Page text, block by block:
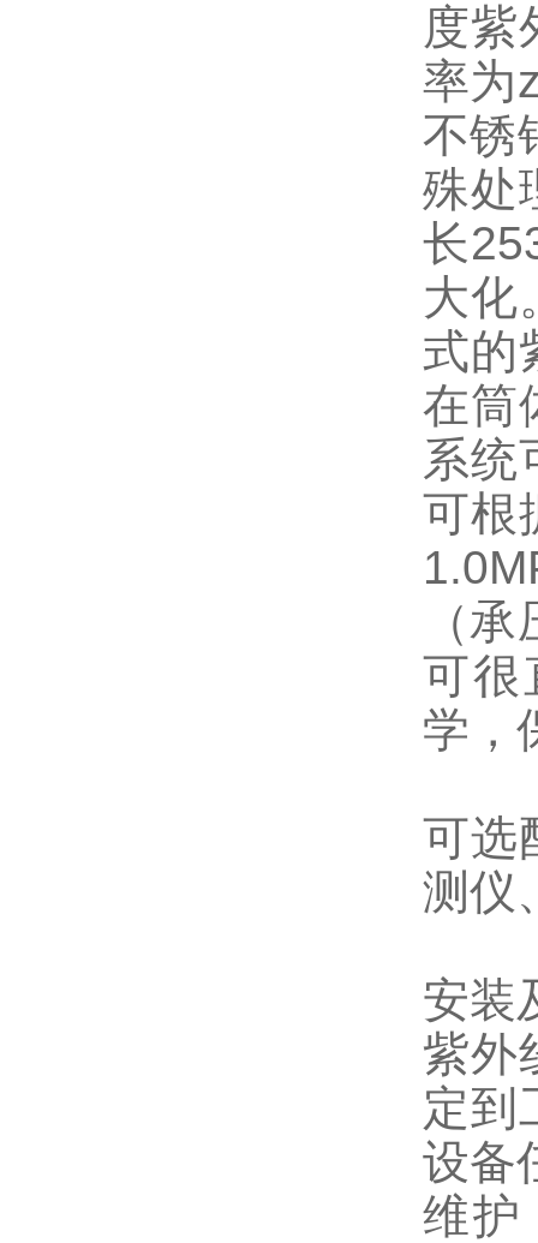
度紫
率为
不锈
殊处
长
大化
式的
在筒
系统
可根
（
可很
学，
可选
测仪
安装
紫外
定到
设备
维护